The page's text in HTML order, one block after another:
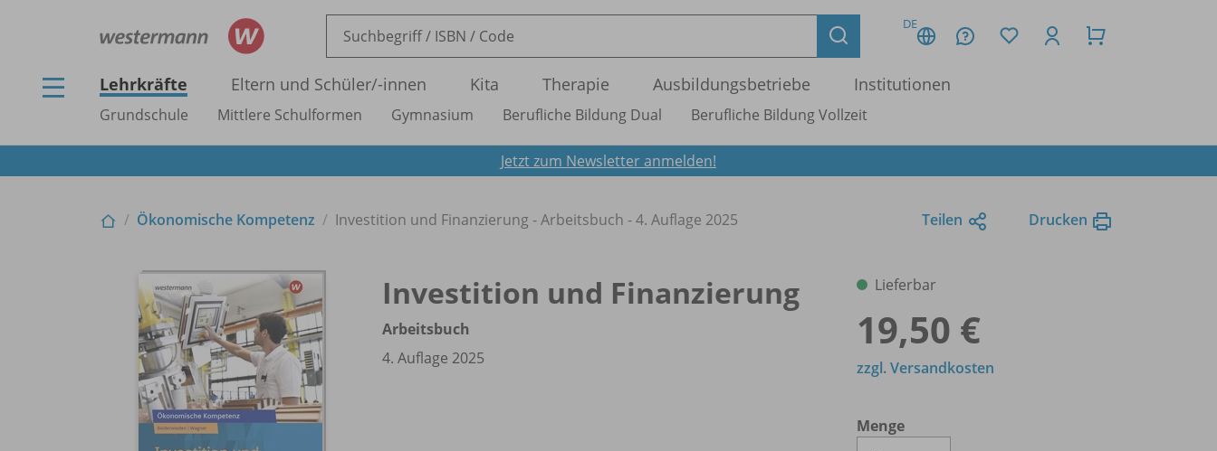
DE
Lehrkräfte Eltern und Schüler/-innen Kita Therapie Ausbildungsbetriebe Institutionen
Grundschule Mittlere Schulformen Gymnasium Berufliche Bildung Dual Berufliche Bildung Vollzeit
Jetzt zum Newsletter anmelden!
Ökonomische Kompetenz Investition und Finanzierung - Arbeitsbuch - 4. Auflage 2025 Teilen Drucken
Investition und Finanzierung
Arbeitsbuch
4. Auflage 2025
Lieferbar
19,50 €
Menge
zzgl. Versandkosten